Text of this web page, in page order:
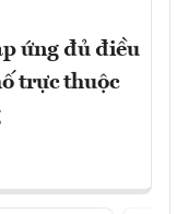
ứng đủ điều
trực thuộc